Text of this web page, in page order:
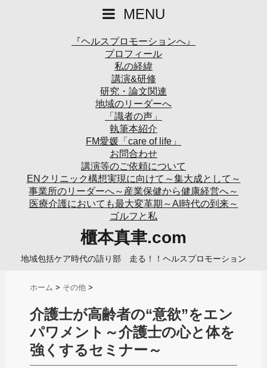
MENU
『ヘルスプロモーションへ』
プロフィール
私の経緯
講演&研修
研究・論文関連
地域のリーダーへ
「識者の声」
執筆本紹介
FM愛媛「care of life」
お問合わせ
講演等のご依頼について
ENクリニック構想実現に向けて～集大成として～
事業所のリーダーへ～産業保健から健康経営へ～
医療介護においても最大変革期～AI時代の到来～
ゴルフと私
櫃本真聿.com
地域包括ケア時代の語り部 走る！！ヘルスプロモーション
ホーム > その他 >
介護士が高齢者の“意欲”をエン
パワメント～介護士の心と体を
強くするセミナー～